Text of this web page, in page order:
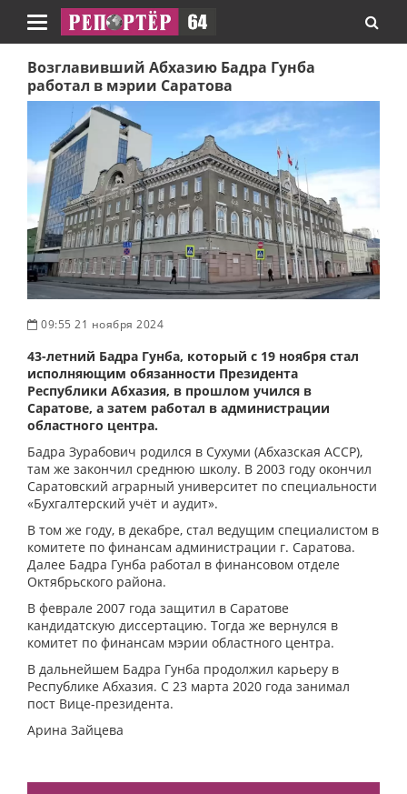
Навигация
Возглавивший Абхазию Бадра Гунба
работал в мэрии Саратова
09:55 21 ноября 2024
43-летний Бадра Гунба, который с 19 ноября стал
исполняющим обязанности Президента
Республики Абхазия, в прошлом учился в
Саратове, а затем работал в администрации
областного центра.
Бадра Зурабович родился в Сухуми (Абхазская АССР),
там же закончил среднюю школу. В 2003 году окончил
Саратовский аграрный университет по специальности
«Бухгалтерский учёт и аудит».
В том же году, в декабре, стал ведущим специалистом в
комитете по финансам администрации г. Саратова.
Далее Бадра Гунба работал в финансовом отделе
Октябрьского района.
В феврале 2007 года защитил в Саратове
кандидатскую диссертацию. Тогда же вернулся в
комитет по финансам мэрии областного центра.
В дальнейшем Бадра Гунба продолжил карьеру в
Республике Абхазия. С 23 марта 2020 года занимал
пост Вице-президента.
Арина Зайцева